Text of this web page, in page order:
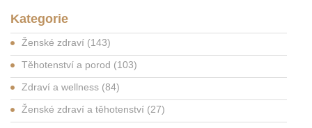
Kategorie
Ženské zdraví (143)
Těhotenství a porod (103)
Zdraví a wellness (84)
Ženské zdraví a těhotenství (27)